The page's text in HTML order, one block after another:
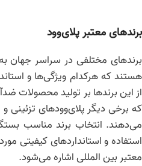
برندهای معتبر پلای‌وود
برندهای مختلفی در سراسر جهان
هستند که هرکدام ویژگی‌ها و
از این برندها بر تولید محصولات
که برخی دیگر پلای‌وودهای تزئینی
می‌دهند. انتخاب برند مناسب
استفاده و استانداردهای کیفیتی
معتبر بین المللی اشاره می‌شود.